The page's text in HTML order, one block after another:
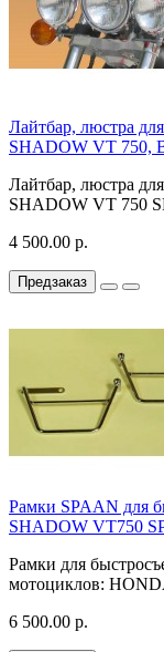
Лайтбар, люстра
SHADOW VT 750,
Лайтбар, люстра
SHADOW VT 750
4 500.00 р.
Предзаказ
Рамки SPAAN для
SHADOW VT750
Рамки для
мотоциклов:
6 500.00 р.